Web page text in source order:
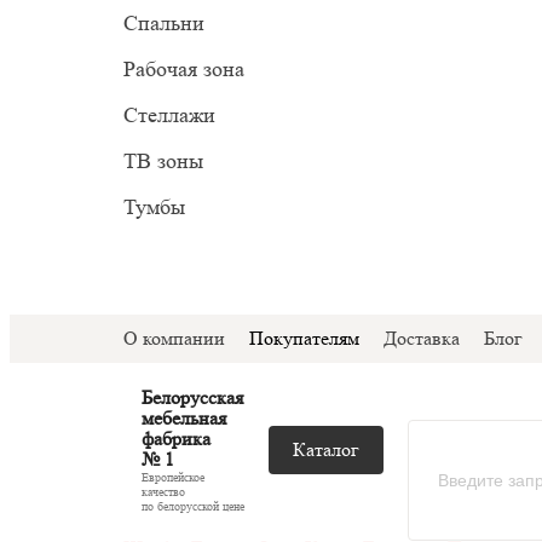
Спальни
Рабочая зона
Стеллажи
ТВ зоны
Тумбы
О компании Покупателям Доставка Блог
Белорусская
мебельная
фабрика
№ 1
Европейское
качество
по белорусской цене
Каталог